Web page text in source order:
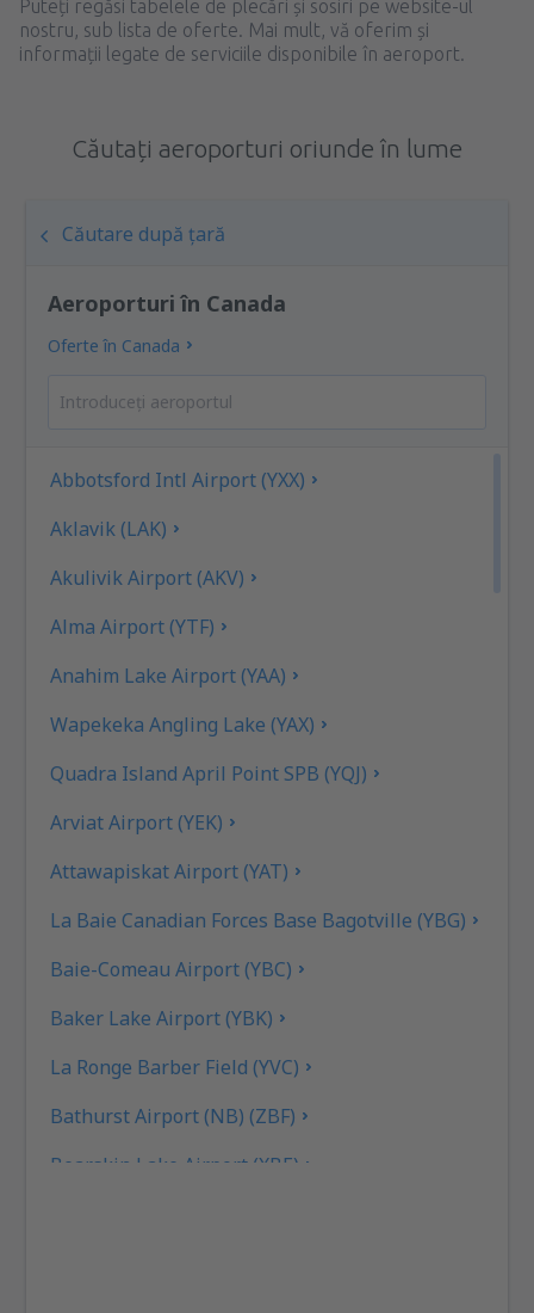
Puteți regăsi tabelele de plecări și sosiri pe website-ul
nostru, sub lista de oferte. Mai mult, vă oferim și
informații legate de serviciile disponibile în aeroport.
Căutați aeroporturi oriunde în lume
Căutare după țară
Aeroporturi în Canada
Oferte în Canada
Abbotsford Intl Airport (YXX)
Aklavik (LAK)
Akulivik Airport (AKV)
Alma Airport (YTF)
Anahim Lake Airport (YAA)
Wapekeka Angling Lake (YAX)
Quadra Island April Point SPB (YQJ)
Arviat Airport (YEK)
Attawapiskat Airport (YAT)
La Baie Canadian Forces Base Bagotville (YBG)
Baie-Comeau Airport (YBC)
Baker Lake Airport (YBK)
La Ronge Barber Field (YVC)
Bathurst Airport (NB) (ZBF)
Bearskin Lake Airport (XBE)